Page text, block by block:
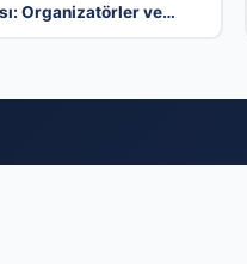
Organizatörler ve